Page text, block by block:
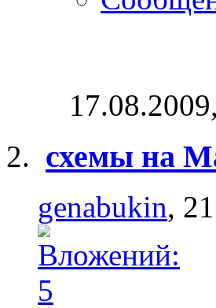
17.08.2009,
схемы на
genabukin,